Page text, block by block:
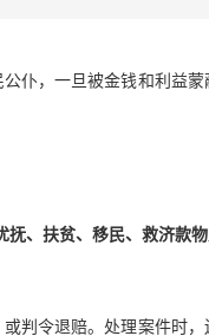
仆，一旦被金钱和利益
、扶贫、移民、救济款
判令退赔。处理案件时